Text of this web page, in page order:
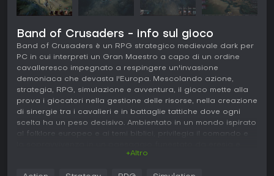
Band of Crusaders - info sul gioco
Band of Crusaders è un RPG strategico medievale dark per
PC in cui interpreti un Gran Maestro a capo di un ordine
cavalleresco impegnato a respingere un'invasione
demoniaca che devasta l'Europa. Mescolando azione,
strategia, RPG, simulazione e avventura, il gioco mette alla
prova i giocatori nella gestione delle risorse, nella creazione
di sinergie tra i cavalieri e in battaglie tattiche dove ogni
scelta ha un peso decisivo. Ambientato in un mondo ispirato
al folklore europeo e ai temi biblici, privilegia il comando e
+Altro